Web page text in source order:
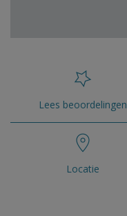
Lees beoordelingen
Locatie